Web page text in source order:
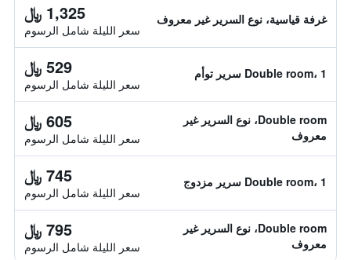
غرفة قياسية، نوع السرير غير معروف 1,325 ﷼
سعر الليلة شامل الرسوم
Double room، 1 سرير توأم 529 ﷼
سعر الليلة شامل الرسوم
Double room، نوع السرير غير
معروف
605 ﷼
سعر الليلة شامل الرسوم
Double room، 1 سرير مزدوج 745 ﷼
سعر الليلة شامل الرسوم
Double room، نوع السرير غير
معروف
795 ﷼
سعر الليلة شامل الرسوم